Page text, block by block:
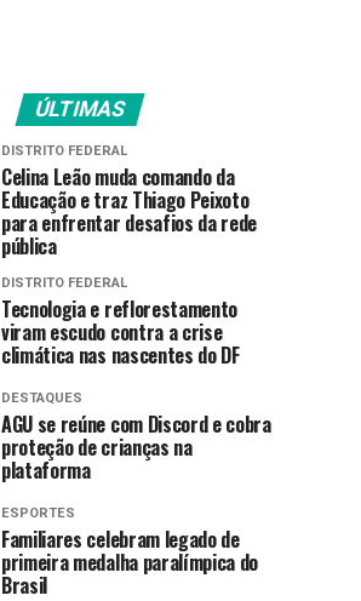
ÚLTIMAS
DISTRITO FEDERAL
Celina Leão muda comando da
Educação e traz Thiago Peixoto
para enfrentar desafios da rede
pública
DISTRITO FEDERAL
Tecnologia e reflorestamento
viram escudo contra a crise
climática nas nascentes do DF
DESTAQUES
AGU se reúne com Discord e cobra
proteção de crianças na
plataforma
ESPORTES
Familiares celebram legado de
primeira medalha paralímpica do
Brasil